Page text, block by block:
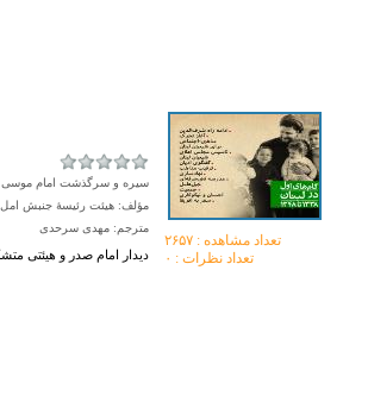
تعداد مشاهده :‌ ۲۶۵۷
تعداد نظرات : ۰
سیره و سرگذشت امام موسی صدر، چاپ
مؤلف: هیئت رئیسۀ جنبش امل
مترجم: مهدی سرحدی
دیدار امام صدر و هیئتی